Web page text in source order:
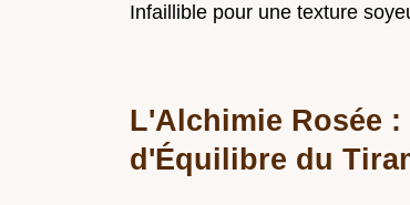
Infaillible pour une texture
L'Alchimie Rosée :
d'Équilibre du